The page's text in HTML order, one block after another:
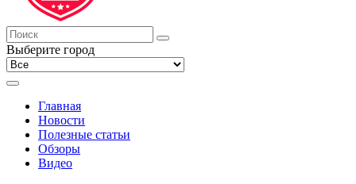
Выберите город
Главная
Новости
Полезные статьи
Обзоры
Видео